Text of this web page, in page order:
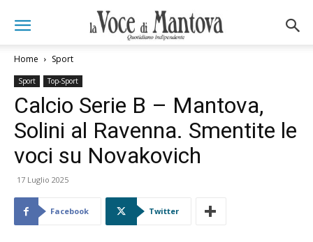
Home Sport
Sport Top-Sport
Calcio Serie B – Mantova,
Solini al Ravenna. Smentite le
voci su Novakovich
17 Luglio 2025
Facebook Twitter